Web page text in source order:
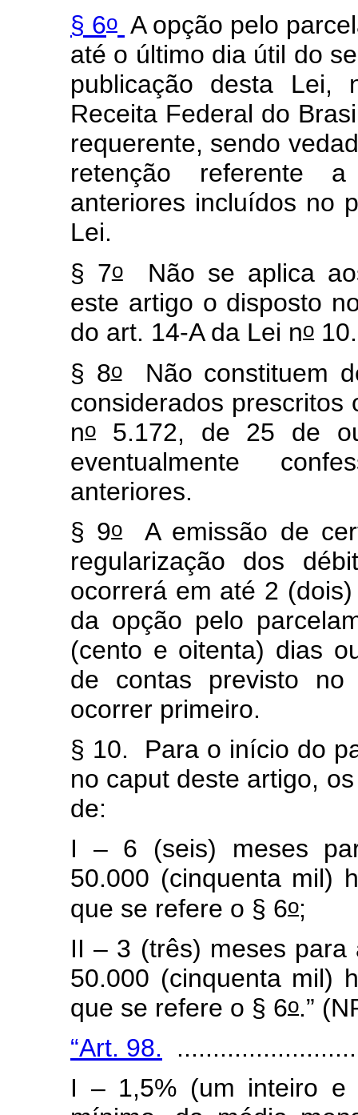
§ 6o A opção pelo
até o último dia útil do
publicação desta Lei,
Receita Federal do
requerente, sendo
retenção referente
anteriores incluídos no
Lei.
§ 7oNão se aplica
este artigo o disposto
do art. 14-A da Lei no
§ 8oNão constituem
considerados
no 5.172, de 25 de
eventualmente
anteriores.
§ 9oA emissão de
regularização dos
ocorrerá em até 2
da opção pelo
(cento e oitenta) dias
de contas previsto
ocorrer primeiro.
§ 10. Para o início do
no caput deste artigo,
de:
I – 6 (seis) meses
50.000 (cinquenta mil)
que se refere o § 6o;
II – 3 (três) meses
50.000 (cinquenta mil)
que se refere o § 6o.”
“Art. 98.
I – 1,5% (um inteiro e